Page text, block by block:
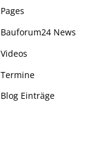
Pages
Bauforum24 News
Videos
Termine
Blog Einträge